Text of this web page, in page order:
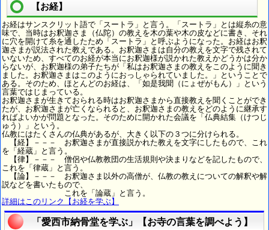
【お経】
お経はサンスクリット語で「スートラ」と言う。「スートラ」とは縦糸の意
味で、当時はお釈迦さま（仏陀）の教えを木の葉や木の皮などに書き、それ
に穴を開けて糸を通したため「スートラ」と呼ぶようになった。お経はお釈
迦さまが説法された教えである。お釈迦さまは自分の教えを文字で残されて
いないため、すべてのお経が本当にお釈迦様が説かれた教えかどうかは分か
らないが、お釈迦様の弟子たちが「私はお釈迦さまの教えをこのように聞き
ました。お釈迦さまはこのようにおっしゃられていました。」ということで
ある。そのため、ほとんどのお経は、「如是我聞（にょぜがもん）」という
言葉ではじまっている。
お釈迦さまが生きておられる時はお釈迦さまから直接教えを聞くことができ
たが、お釈迦さまが亡くなられると、お釈迦さまの教えをどのように継承す
ればよいかが問題となった。そのために開かれた会議を「仏典結集（けつじ
ゅう）」という。
仏教にはたくさんの仏典があるが、大きく以下の３つに分けられる。
【経】－－－ お釈迦さまが直接説かれた教えを文字にしたもので、これ
を「経蔵」と言う。
【律】－－－ 僧侶や仏教教団の生活規則や決まりなどを記したもので、
これを「律蔵」と言う。
【論】－－－ お釈迦さま以外の高僧が、仏教の教えについての解釈や解
説などを書いたもので、
これを「論蔵」と言う。
詳細はこのリンク【お経を学ぶ】
「愛西市納骨堂を学ぶ」【お寺の言葉を調べよう】